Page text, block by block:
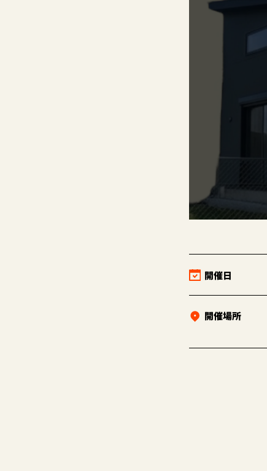
開催日
開催場所